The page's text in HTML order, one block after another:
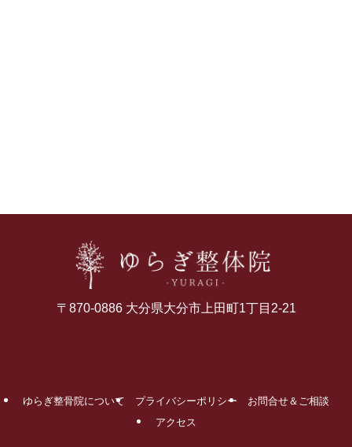
〒870-0886 大分県大分市上田町1丁目2-21
ゆらぎ整骨院について プライバシーポリシー
お問合せ＆ご相談
アクセス